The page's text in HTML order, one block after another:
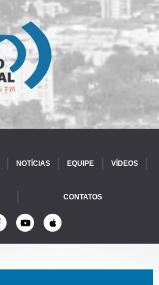
NOTÍCIAS EQUIPE VÍDEOS
CONTATOS